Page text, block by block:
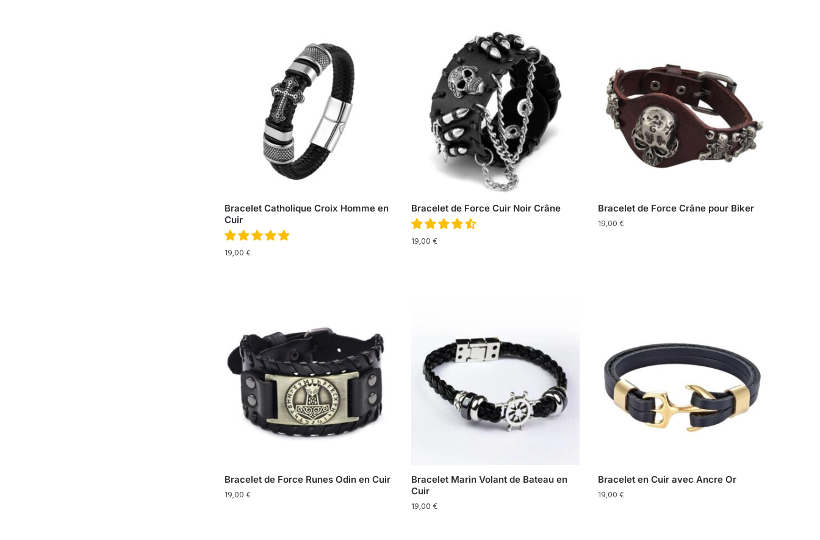
Bracelet Catholique Croix Homme en
Cuir
19,00€
Bracelet de Force Cuir Noir Crâne
19,00€
Bracelet de Force Crâne pour Biker
19,00€
Bracelet de Force Runes Odin en Cuir
19,00€
Bracelet Marin Volant de Bateau en
Cuir
19,00€
Bracelet en Cuir avec Ancre Or
19,00€